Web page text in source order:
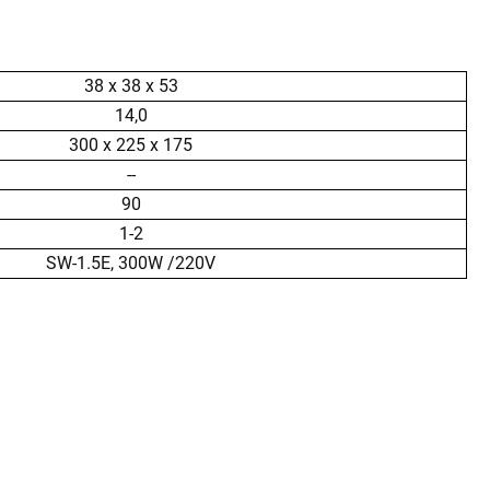
38 x 38 x 53
14,0
300 x 225 x 175
--
90
1-2
SW-1.5E, 300W /220V